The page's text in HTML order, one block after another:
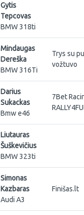
Gytis
Tepcovas
BMW 318ti
Mindaugas
Dereška
BMW 316Ti
Trys su
vožtuvo
Darius
Sukackas
Bmw e46
7Bet
Liutauras
Šuškevičius
BMW 323ti
Simonas
Kazbaras
Audi A3
Finišas.lt